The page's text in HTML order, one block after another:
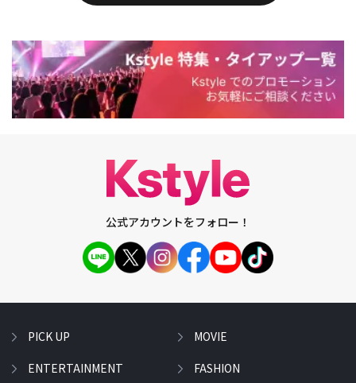
公式アカウントをフォロー！
PICK UP
ENTERTAINMENT
MOVIE
FASHION